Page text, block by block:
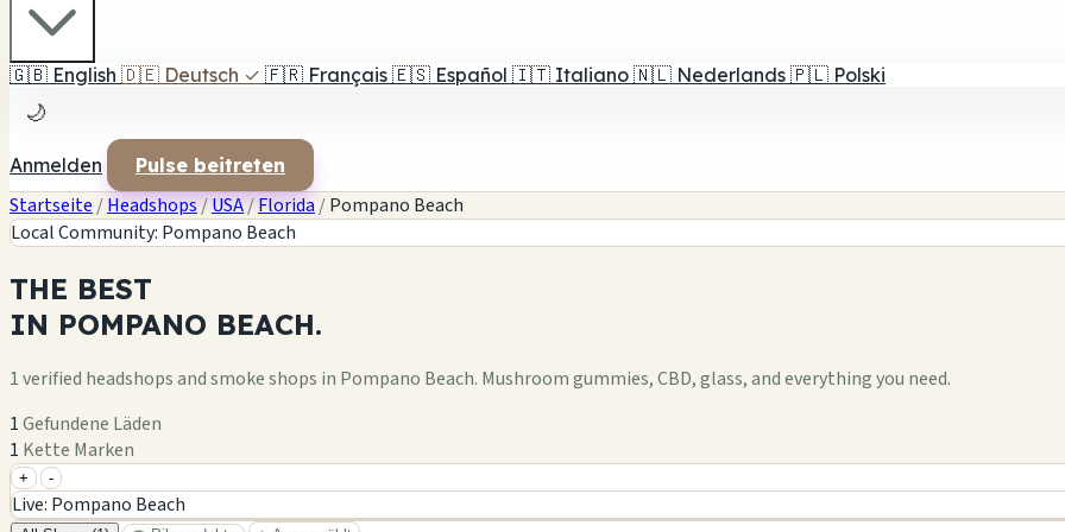
🇬🇧 English 🇩🇪 Deutsch ✓ 🇫🇷 Français 🇪🇸 Español 🇮🇹 Italiano 🇳🇱 Nederlands 🇵🇱 Polski
🌙
Anmelden Pulse beitreten
Startseite /Headshops/USA/Florida /Pompano Beach
Local Community: Pompano Beach
THE BEST
IN POMPANO BEACH.
1 verified headshops and smoke shops in Pompano Beach. Mushroom gummies, CBD, glass, and everything you need.
1Gefundene Läden
1 Kette Marken
+
+ -
Live: Pompano Beach